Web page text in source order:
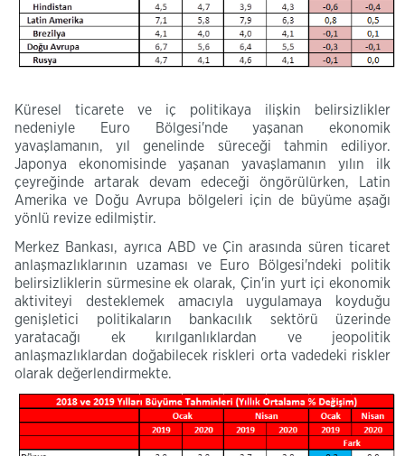
Küresel ticarete ve iç politikaya ilişkin belirsizlikler
nedeniyle Euro Bölgesi'nde yaşanan ekonomik
yavaşlamanın, yıl genelinde süreceği tahmin ediliyor.
Japonya ekonomisinde yaşanan yavaşlamanın yılın ilk
çeyreğinde artarak devam edeceği öngörülürken, Latin
Amerika ve Doğu Avrupa bölgeleri için de büyüme aşağı
yönlü revize edilmiştir.
Merkez Bankası, ayrıca ABD ve Çin arasında süren ticaret
anlaşmazlıklarının uzaması ve Euro Bölgesi'ndeki politik
belirsizliklerin sürmesine ek olarak, Çin'in yurt içi ekonomik
aktiviteyi desteklemek amacıyla uygulamaya koyduğu
genişletici politikaların bankacılık sektörü üzerinde
yaratacağı ek kırılganlıklardan ve jeopolitik
anlaşmazlıklardan doğabilecek riskleri orta vadedeki riskler
olarak değerlendirmekte.